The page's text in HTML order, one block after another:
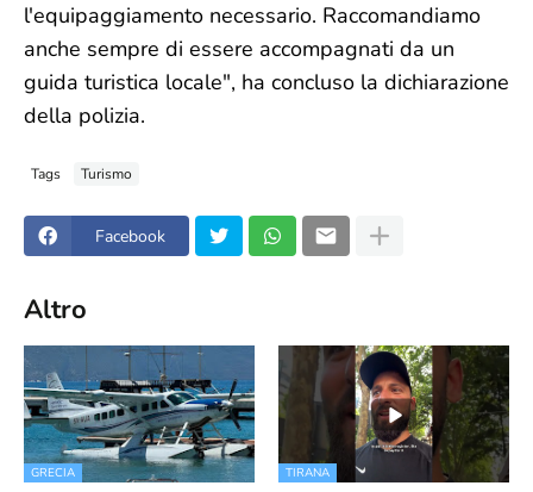
l'equipaggiamento necessario. Raccomandiamo
anche sempre di essere accompagnati da un
guida turistica locale", ha concluso la dichiarazione
della polizia.
Tags Turismo
Facebook
Altro
GRECIA TIRANA